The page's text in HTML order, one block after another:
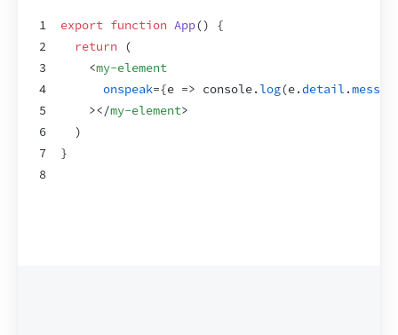
1
2
3
4
5
6
7
8
export function App()
{
return
(
<my-element
onspeak={e => console. log(e.detail.
></my-element>
)
}